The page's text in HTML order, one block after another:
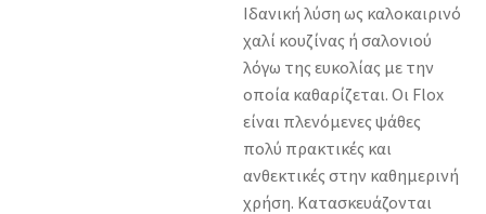
Ιδανική λύση ως καλοκαιρινό
χαλί κουζίνας ή σαλονιού
λόγω της ευκολίας με την
οποία καθαρίζεται. Οι Flox
είναι πλενόμενες ψάθες
πολύ πρακτικές και
ανθεκτικές στην καθημερινή
χρήση. Κατασκευάζονται